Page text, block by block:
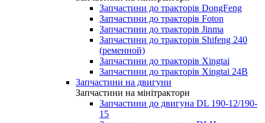
Запчастини до тракторів DongFeng
Запчастини до тракторів Foton
Запчастини до тракторів Jinma
Запчастини до тракторів Shifeng 240
(ременной)
Запчастини до тракторів Xingtai
Запчастини до тракторів Xingtai 24В
Запчастини на двигуни
Запчастини на мінітрактори
Запчастини до двигуна DL 190-12/190-
15